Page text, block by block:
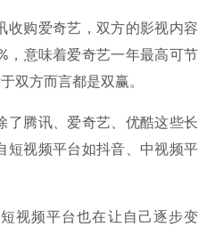
收购爱奇艺，双方的影视内容
，意味着爱奇艺一年最高可节
双方而言都是双赢。
了腾讯、爱奇艺、优酷这些长
短视频平台如抖音、中视频平
视频平台也在让自己逐步变